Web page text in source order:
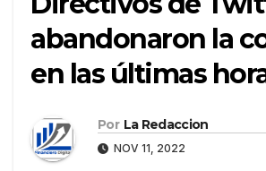
abandonaron la
en las últimas
Por La Redaccion
NOV 11, 2022